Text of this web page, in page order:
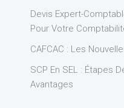
Devis Expert-
Pour Votre
CAFCAC : Les
SCP En SEL : Étapes
Avantages